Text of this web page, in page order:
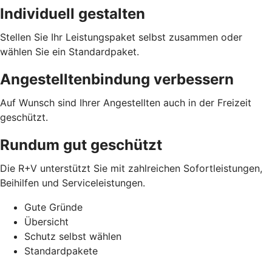
Individuell gestalten
Stellen Sie Ihr Leistungspaket selbst zusammen oder
wählen Sie ein Standardpaket.
Angestelltenbindung verbessern
Auf Wunsch sind Ihrer Angestellten auch in der Freizeit
geschützt.
Rundum gut geschützt
Die R+V unterstützt Sie mit zahlreichen Sofortleistungen,
Beihilfen und Serviceleistungen.
Gute Gründe
Übersicht
Schutz selbst wählen
Standardpakete